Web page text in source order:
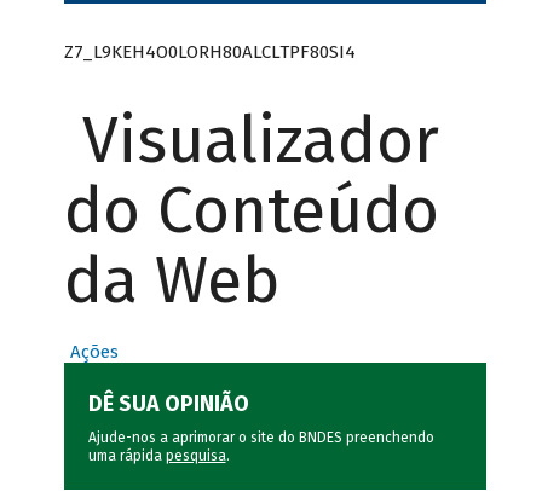
Z7_L9KEH4O0LORH80ALCLTPF80SI4
Visualizador
do Conteúdo
da Web
Ações
DÊ SUA OPINIÃO
Ajude-nos a aprimorar o site do BNDES preenchendo
uma rápida pesquisa.